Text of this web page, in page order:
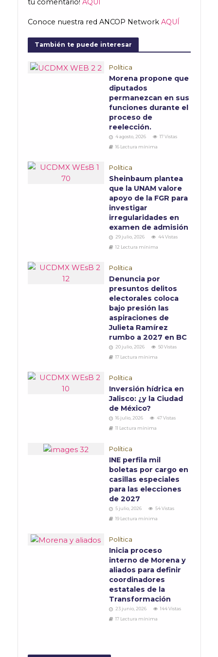
tu comentario! AQUÍ
Conoce nuestra red ANCOP Network AQUÍ
También te puede interesar
Política
Morena propone que
diputados
permanezcan en sus
funciones durante el
proceso de
reelección.
4 agosto, 2026
17 Vistas
16 Lectura mínima
Política
Sheinbaum plantea
que la UNAM valore
apoyo de la FGR para
investigar
irregularidades en
examen de admisión
29 julio, 2026
44 Vistas
12 Lectura mínima
Política
Denuncia por
presuntos delitos
electorales coloca
bajo presión las
aspiraciones de
Julieta Ramírez
rumbo a 2027 en BC
20 julio, 2026
50 Vistas
17 Lectura mínima
Política
Inversión hídrica en
Jalisco: ¿y la Ciudad
de México?
16 julio, 2026
47 Vistas
11 Lectura mínima
Política
INE perfila mil
boletas por cargo en
casillas especiales
para las elecciones
de 2027
5 julio, 2026
54 Vistas
19 Lectura mínima
Política
Inicia proceso
interno de Morena y
aliados para definir
coordinadores
estatales de la
Transformación
23 junio, 2026
144 Vistas
17 Lectura mínima